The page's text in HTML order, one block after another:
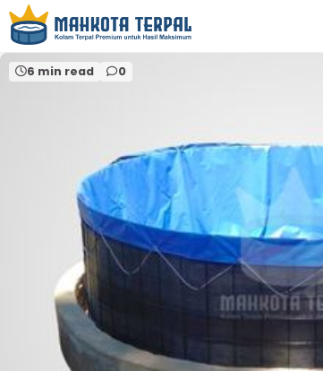
Home jual terpal kolam sragen
6 min read 0